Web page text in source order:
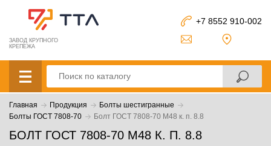
ЗАВОД КРУПНОГО
КРЕПЕЖА
+7 8552 910-002
Главная Продукция
Болты шестигранные
Болты ГОСТ 7808-70
Болт ГОСТ 7808-70 М48 к. п. 8.8
БОЛТ ГОСТ 7808-70 М48 К. П. 8.8